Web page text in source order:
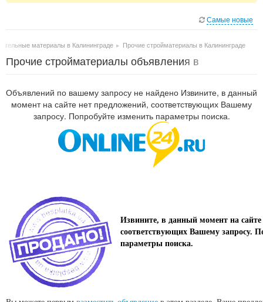
Самые новые
материалы в Калининграде ▸ Прочие стройматериалы в Калининграде
Прочие стройматериалы объявления в
Объявлений по вашему запросу не найдено Извините, в данный
момент на сайте нет предложений, соответствующих Вашему
запросу. Попробуйте изменить параметры поиска.
Извините, в данный момент на сайте
соответствующих Вашему запросу.
параметры поиска.